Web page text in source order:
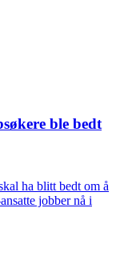
ble bedt
ha blitt bedt om å
jobber nå i